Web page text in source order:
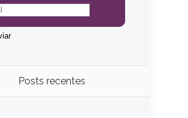
Posts recentes